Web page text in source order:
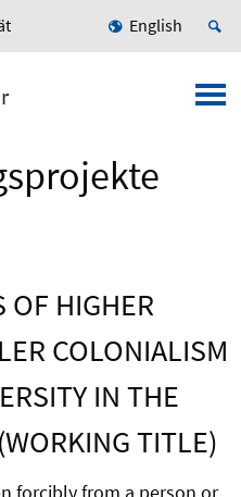
English
OF HIGHER
COLONIALISM
IN THE
TITLE)